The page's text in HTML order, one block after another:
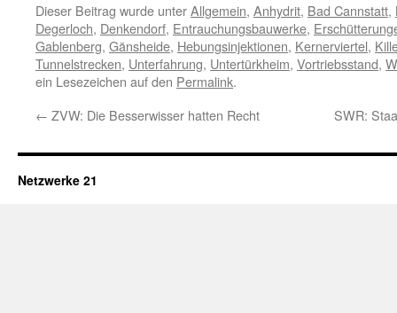
Dieser Beitrag wurde unterAllgemein, Anhydrit, Bad Cannstatt,
Degerloch, Denkendorf, Entrauchungsbauwerke,
Gablenberg, Gänsheide, Hebungsinjektionen, Kernerviertel,
Tunnelstrecken, Unterfahrung, Untertürkheim, Vortriebsstand,
ein Lesezeichen auf den Permalink.
← ZVW: Die Besserwisser hatten Recht SWR:
Netzwerke 21